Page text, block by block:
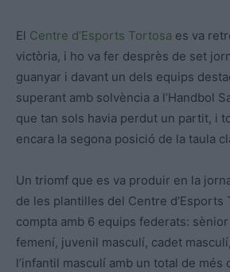
El Centre d’Esports Tortosa es va
victòria, i ho va fer desprès de set
guanyar i davant un dels equips
superant amb solvència a l’Handbol
que tan sols havia perdut un partit, i
encara la segona posició de la taula
Un triomf que es va produir en la
de les plantilles del Centre d’Esports
compta amb 6 equips federats:
femení, juvenil masculí, cadet
l’infantil masculí amb un total de més